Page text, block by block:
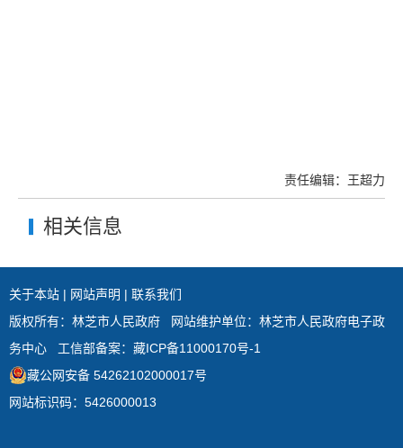
责任编辑：王超力
相关信息
关于本站 | 网站声明 | 联系我们
版权所有：林芝市人民政府
网站维护单位：林芝市人民政府电子政
务中心
工信部备案： 藏ICP备11000170号-1
藏公网安备 54262102000017号
网站标识码：5426000013